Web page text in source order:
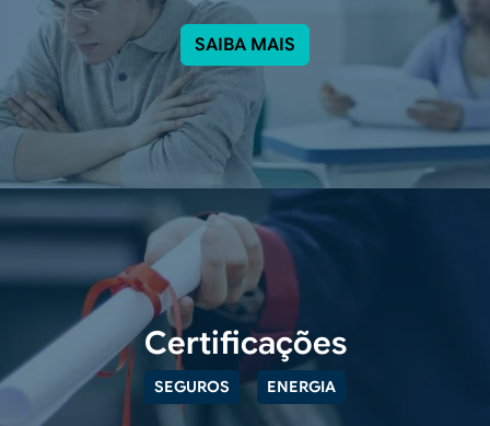
SAIBA MAIS
Certificações
SEGUROS ENERGIA